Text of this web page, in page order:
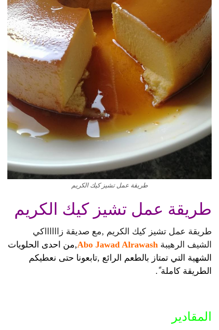
طريقة عمل تشيز كيك الكريم
طريقة عمل تشيز كيك الكريم
طريقة عمل تشيز كيك الكريم ,مع صديقة زااااااكي
الشيف الرهيبة bo Jawad Alrawash‏A
,من احدى الحلويات
الشهية التي تمتاز بالطعم الرائع ,تابعونا حتى نعطيكم
الطريقة كاملة ً.
المقادير